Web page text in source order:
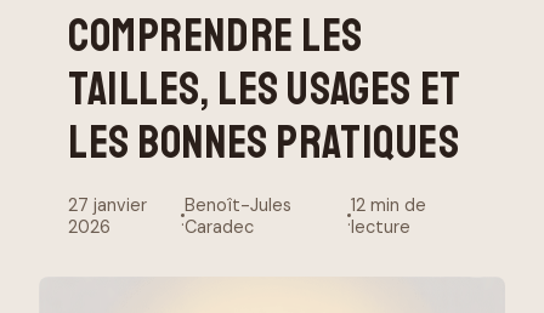
Maison & Déco
COMPRENDRE LES
TAILLES, LES USAGES ET
LES BONNES PRATIQUES
27 janvier
2026
·
Benoît-Jules
Caradec
·
12 min de
lecture